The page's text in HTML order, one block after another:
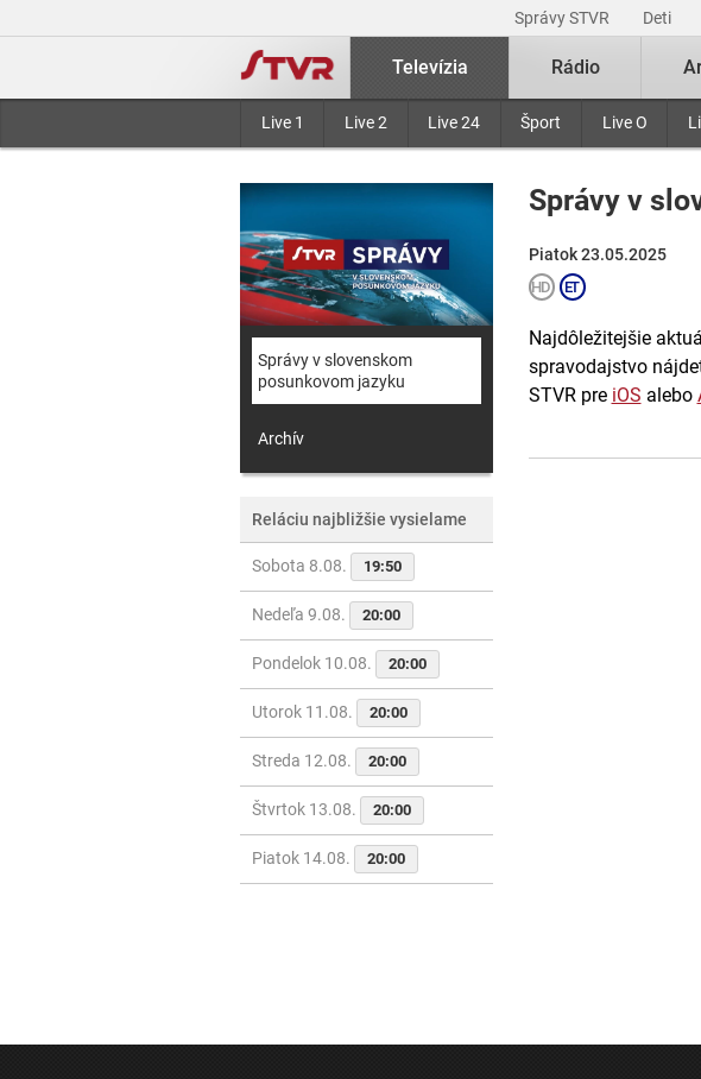
Správy STVR Deti
Televízia
Live 1 Live 2 Live 24 Šport Live O
Rádio
Správy v slovenskom
posunkovom jazyku
Archív
Reláciu najbližšie vysielame
Sobota 8.08. 19:50
Nedeľa 9.08. 20:00
Pondelok 10.08. 20:00
Utorok 11.08. 20:00
Streda 12.08. 20:00
Štvrtok 13.08. 20:00
Piatok 14.08. 20:00
Správy v
Piatok 23.05.2025
Najdôležitejšie
spravodajstvo
STVR pre iOS alebo